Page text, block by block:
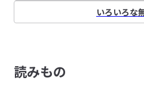
いろいろな
読みもの